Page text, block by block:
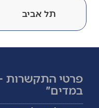
תל אביב
פרטי התקשרות
במדים״